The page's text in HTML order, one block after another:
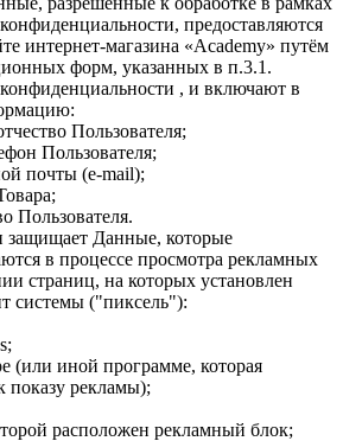
предоставляются
интернет-магазина «Academy» путём
форм, указанных в п.3.1.
, и включают в
Пользователя;
Пользователя;
почты (e-mail);
Пользователя.
защищает Данные, которые
в процессе просмотра рекламных
страниц, на которых установлен
системы ("пиксель"):
(или иной программе, которая
показу рекламы);
расположен рекламный блок;